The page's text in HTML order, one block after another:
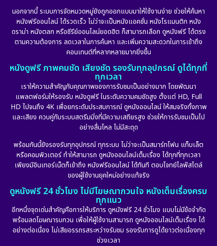
นอกจากนี้ ระบบการจัดหมวดหมู่ยังถูกออกแบบมาให้ใช้งานง่าย ช่วยให้ค้นหา
หนังฟรีออนไลน์ ได้รวดเร็ว ไม่ว่าจะเป็นหนังแอคชั่น หนังโรแมนติก หนัง
ดราม่า หนังตลก หรือซีรีย์ออนไลน์ยอดฮิต ก็สามารถเลือก ดูหนังฟรี ได้ตรง
ตามความต้องการ ลดเวลาในการค้นหา และเพิ่มความสะดวกในการเข้าถึง
คอนเทนต์ที่หลากหลายมากยิ่งขึ้น
หนังดูฟรี ภาพคมชัด เสียงชัด รองรับทุกอุปกรณ์ ดูได้ทุกที่
ทุกเวลา
เราให้ความสำคัญกับคุณภาพของการรับชมเป็นอย่างมาก โดยพัฒนา
แพลตฟอร์มให้รองรับ หนังดูฟรี ในระดับความคมชัดสูง ตั้งแต่ HD, Full
HD ไปจนถึง 4K เพื่อยกระดับประสบการณ์ ดูหนังออนไลน์ ให้สมจริงทั้งภาพ
และเสียง ควบคู่กับระบบสตรีมมิ่งที่มีความเสถียรสูง ช่วยให้การรับชมเป็นไป
อย่างลื่นไหล ไม่มีสะดุด
พร้อมกันนี้ยังรองรับทุกอุปกรณ์ ทุกระบบ ไม่ว่าจะเป็นสมาร์ทโฟน แท็บเล็ต
หรือคอมพิวเตอร์ ทำให้สามารถ ดูหนังออนไลน์เต็มเรื่อง ได้ทุกที่ทุกเวลา
เพียงมีอินเทอร์เน็ตก็เข้าถึง หนังฟรีออนไลน์ ได้ทันที ตอบโจทย์ไลฟ์สไตล์
ของผู้ใช้งานยุคใหม่อย่างแท้จริง
ดูหนังฟรี 24 ชั่วโมง ไม่มีโฆษณากวนใจ หนังเต็มเรื่องครบ
ทุกแนว
อีกหนึ่งจุดเด่นสำคัญคือการให้บริการ ดูหนังฟรี 24 ชั่วโมง แบบไม่มีข้อจำกัด
พร้อมลดโฆษณารบกวน เพื่อให้ผู้ใช้งานสามารถ ดูหนังออนไลน์เต็มเรื่อง ได้
อย่างต่อเนื่อง ไม่เสียอรรถรสระหว่างรับชม รองรับการดูได้ยาวต่อเนื่องทุก
ช่วงเวลา